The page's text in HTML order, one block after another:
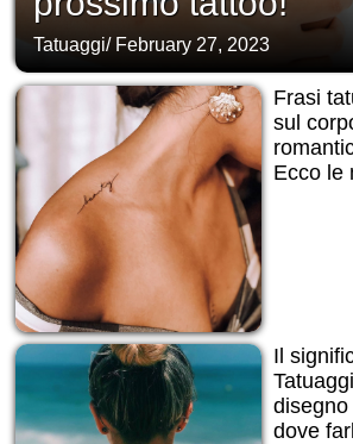
Tatuaggi/ February 27, 2023
Frasi
sul
Ecco le
Il
dove